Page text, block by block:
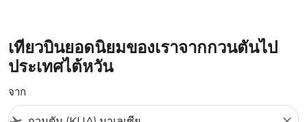
เที่ยวบินยอดนิยมของเราจากกวนตันไป
ประเทศไต้หวัน
จาก